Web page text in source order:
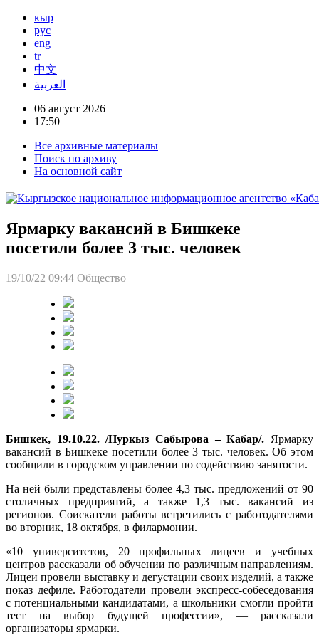
кыр
рус
eng
tr
中文
العربية
06 август 2026
17:50
Все архивные материалы
Поиск по архиву
На основной сайт
Ярмарку вакансий в Бишкеке
посетили более 3 тыс. человек
19/10/22 09:44 Общество
Бишкек, 19.10.22. /Нуркыз Сабырова – Кабар/. Ярмарку
вакансий в Бишкеке посетили более 3 тыс. человек. Об этом
сообщили в городском управлении по содействию занятости.
На ней были представлены более 4,3 тыс. предложений от 90
столичных предприятий, а также 1,3 тыс. вакансий из
регионов. Соискатели работы встретились с работодателями
во вторник, 18 октября, в филармонии.
«10 университетов, 20 профильных лицеев и учебных
центров рассказали об обучении по различным направлениям.
Лицеи провели выставку и дегустации своих изделий, а также
показ дефиле. Работодатели провели экспресс-собеседования
с потенциальными кандидатами, а школьники смогли пройти
тест на выбор будущей профессии», — рассказали
организаторы ярмарки.